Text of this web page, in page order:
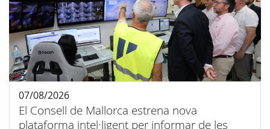
El Consell de Mallorca estrena nova
plataforma intel·ligent per informar de les
07/08/2026